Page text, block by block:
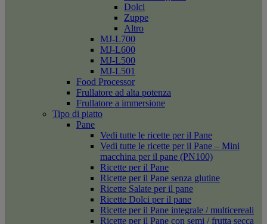
Dolci
Zuppe
Altro
MJ-L700
MJ-L600
MJ-L500
MJ-L501
Food Processor
Frullatore ad alta potenza
Frullatore a immersione
Tipo di piatto
Pane
Vedi tutte le ricette per il Pane
Vedi tutte le ricette per il Pane – Mini
macchina per il pane (PN100)
Ricette per il Pane
Ricette per il Pane senza glutine
Ricette Salate per il pane
Ricette Dolci per il pane
Ricette per il Pane integrale / multicereali
Ricette per il Pane con semi / frutta secca